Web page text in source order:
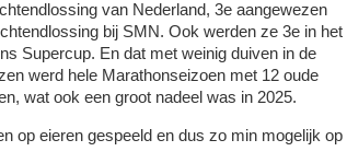
van Nederland, 3e aangewezen
bij SMN. Ook werden ze 3e in het
Supercup. En dat met weinig duiven in de
werd hele Marathonseizoen met 12 oude
wat ook een groot nadeel was in 2025.
op eieren gespeeld en dus zo min mogelijk op